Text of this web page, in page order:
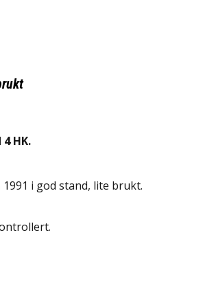
HK.
1991 i god stand, lite brukt.